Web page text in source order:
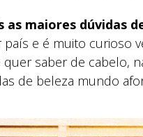
as maiores dúvidas
país e é muito curioso
saber de cabelo,
de beleza mundo